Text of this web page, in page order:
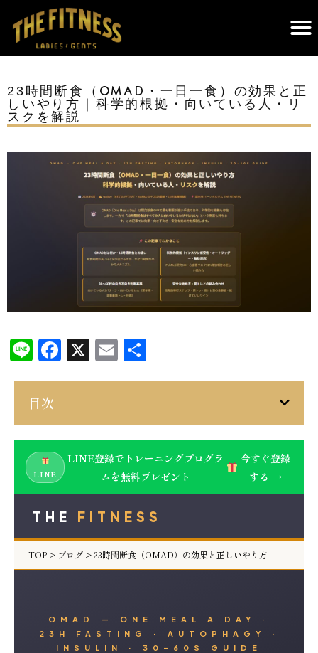
23時間断食（OMAD・一日一食）の効果と正
しいやり方｜科学的根拠・向いている人・リ
スクを解説
LineFacebook
X Email
有
目次
LINE
LINE登録でトレーニングプログラ
ムを無料プレゼント
今すぐ登録
する →
THE FITNESS
TOP > ブログ > 23時間断食（OMAD）の効果と正しいやり方
OMAD — ONE MEAL A DAY ·
23H FASTING · AUTOPHAGY ·
INSULIN · 30–60S GUIDE